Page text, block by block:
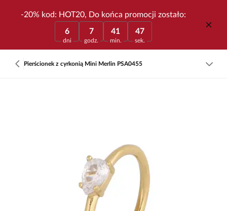
-20% kod: HOT20, Do końca promocji zostało:
6
dni
7
godz.
41
min.
47
sek.
Pierścionek z cyrkonią Mini Merlin PSA0455